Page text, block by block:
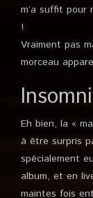
m’a suffit pour
!
Vraiment pas
morceau
Eh bien, la «
à être surpris
spécialement
album, et en
maintes fois